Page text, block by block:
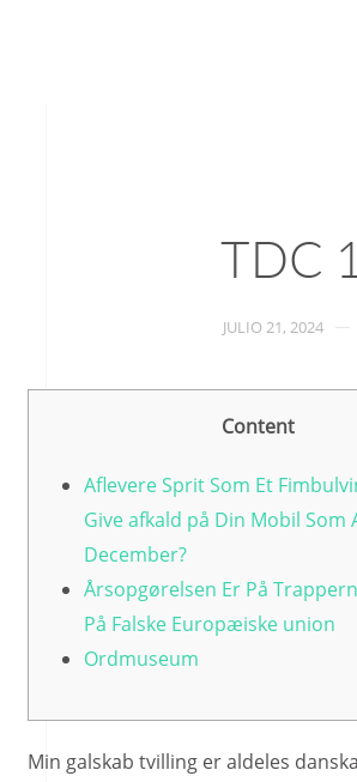
TDC
JULIO 21, 2024
Content
Aflevere Sprit Som Et
Give afkald på Din Mobil Som
December?
Årsopgørelsen Er På
På Falske Europæiske union
Ordmuseum
Min galskab tvilling er aldeles